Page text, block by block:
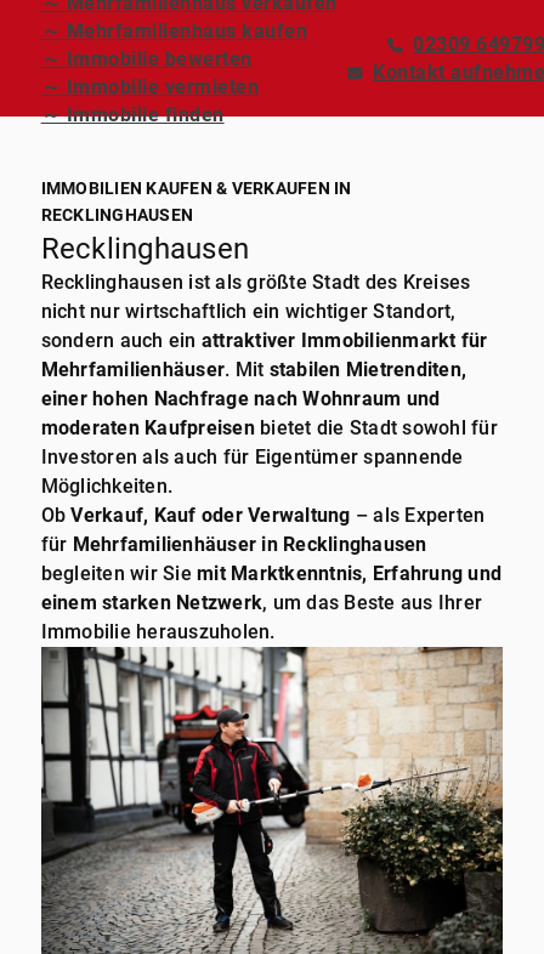
～ Mehrfamilienhaus kaufen
～ Immobilie bewerten
～ Immobilie vermieten
～ Immobilie finden
02309
Kontakt
IMMOBILIEN KAUFEN & VERKAUFEN IN
RECKLINGHAUSEN
Recklinghausen
Recklinghausen ist als größte Stadt des Kreises
nicht nur wirtschaftlich ein wichtiger Standort,
sondern auch ein attraktiver Immobilienmarkt für
Mehrfamilienhäuser. Mit stabilen Mietrenditen,
einer hohen Nachfrage nach Wohnraum und
moderaten Kaufpreisenbietet die Stadt sowohl für
Investoren als auch für Eigentümer spannende
Möglichkeiten.
ObVerkauf, Kauf oder Verwaltung – als Experten
für Mehrfamilienhäuser in Recklinghausen
begleiten wir Siemit Marktkenntnis, Erfahrung und
einem starken Netzwerk, um das Beste aus Ihrer
Immobilie herauszuholen.